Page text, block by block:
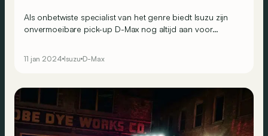
Als onbetwiste specialist van het genre biedt Isuzu zijn
onvermoeibare pick-up D-Max nog altijd aan voor
11 jan 2024 Isuzu D-Max